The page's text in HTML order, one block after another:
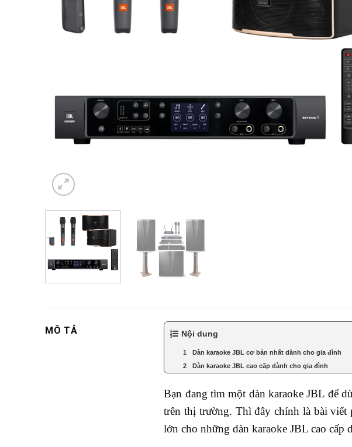
MÔ TẢ Nội dung
Dàn karaoke JBL cơ bản nhất dành cho gia đình
Dàn karaoke JBL cao cấp dành cho gia đình
Bạn đang tìm một dàn karaoke JBL để
trên thị trường. Thì đây chính là bài viết
lớn cho những dàn karaoke JBL cao cấp